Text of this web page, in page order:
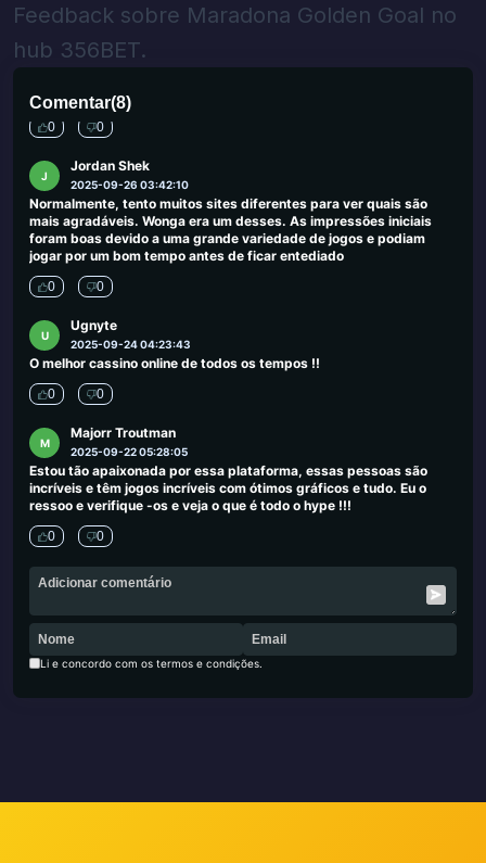
Feedback sobre Maradona Golden Goal no
hub 356BET.
Comentar(8)
2025-09-30 00:03:50
Fiquei aqui no ano passado em setembro. Funcionários adoráveis,
o serviço foi bom e se divertiu muito na MGM. Eu renderia a quem
deseja uma boa experiência no Las Vegas MGM, está no início da
para começar e ficar.
0 0
J
Jordan Shek
2025-09-26 03:42:10
Normalmente, tento muitos sites diferentes para ver quais são
mais agradáveis. Wonga era um desses. As impressões iniciais
foram boas devido a uma grande variedade de jogos e podiam
jogar por um bom tempo antes de ficar entediado
0 0
U
Ugnyte
2025-09-24 04:23:43
O melhor cassino online de todos os tempos !!
0 0
M
Majorr Troutman
2025-09-22 05:28:05
Estou tão apaixonada por essa plataforma, essas pessoas são
incríveis e têm jogos incríveis com ótimos gráficos e tudo. Eu o
ressoo e verifique -os e veja o que é todo o hype !!!
0 0
Li e concordo com os termos e condições.